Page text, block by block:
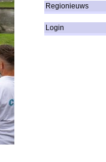
Regionieuws
Login